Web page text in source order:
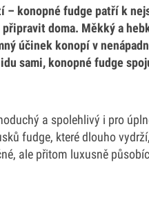
– konopné fudge patří k
doma. Měkký a
účinek konopí v
sami, konopné fudge
a spolehlivý i pro
fudge, které dlouho
ale přitom luxusně